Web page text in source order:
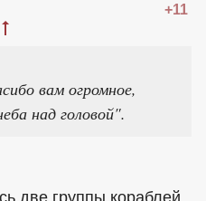
+11
вам огромное,
над головой".
две группы кораблей